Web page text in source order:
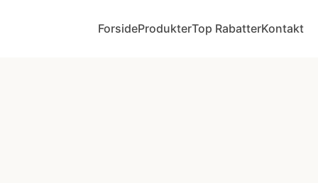
ForsideProdukterTop RabatterKontakt